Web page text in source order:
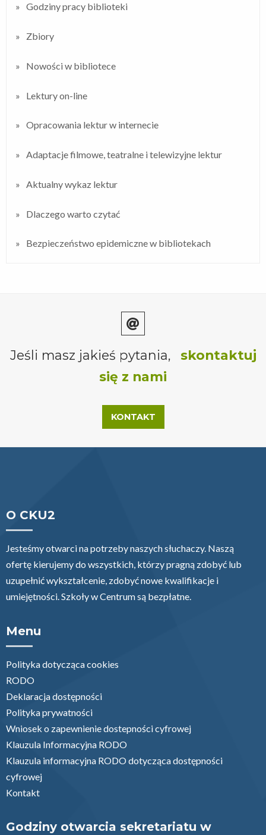
Godziny pracy biblioteki
Zbiory
Nowości w bibliotece
Lektury on-line
Opracowania lektur w internecie
Adaptacje filmowe, teatralne i telewizyjne lektur
Aktualny wykaz lektur
Dlaczego warto czytać
Bezpieczeństwo epidemiczne w bibliotekach
Jeśli masz jakieś pytania,
skontaktuj
się z nami
KONTAKT
O CKU2
Jesteśmy otwarci na potrzeby naszych słuchaczy. Naszą
ofertę kierujemy do wszystkich, którzy pragną zdobyć lub
uzupełnić wykształcenie, zdobyć nowe kwalifikacje i
umiejętności. Szkoły w Centrum są bezpłatne.
Menu
Polityka dotycząca cookies
RODO
Deklaracja dostępności
Polityka prywatności
Wniosek o zapewnienie dostepności cyfrowej
Klauzula Informacyjna RODO
Klauzula informacyjna RODO dotycząca dostępności
cyfrowej
Kontakt
Godziny otwarcia sekretariatu w